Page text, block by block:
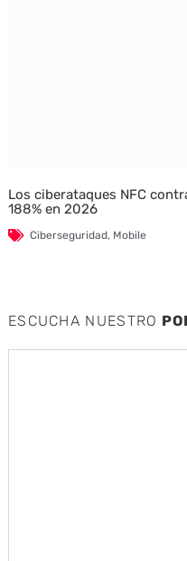
Los ciberataques NFC
188% en 2026
Ciberseguridad, Mobile
ESCUCHA NUESTRO